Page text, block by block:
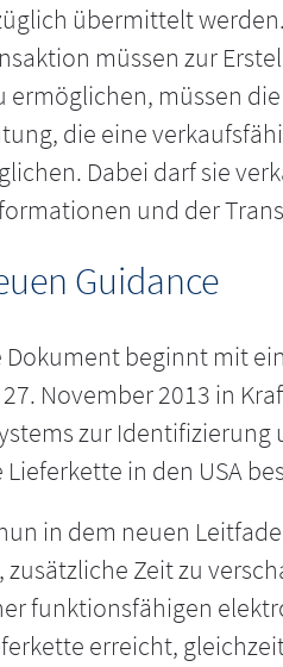
übermittelt
müssen zur
ermöglichen, müssen
die eine
Dabei darf sie
und der
Guidance
Dokument beginnt mit
27. November 2013 in
zur
in den USA
in dem neuen
Zeit zu
funktionsfähigen
erreicht,